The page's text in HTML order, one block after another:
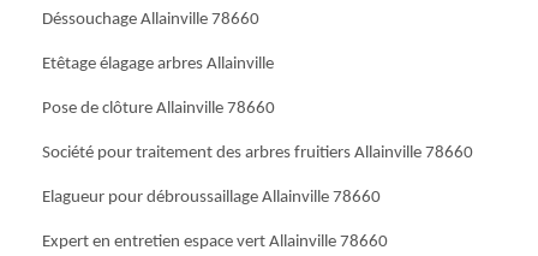
Déssouchage Allainville 78660
Etêtage élagage arbres Allainville
Pose de clôture Allainville 78660
Société pour traitement des arbres fruitiers Allainville 78660
Elagueur pour débroussaillage Allainville 78660
Expert en entretien espace vert Allainville 78660